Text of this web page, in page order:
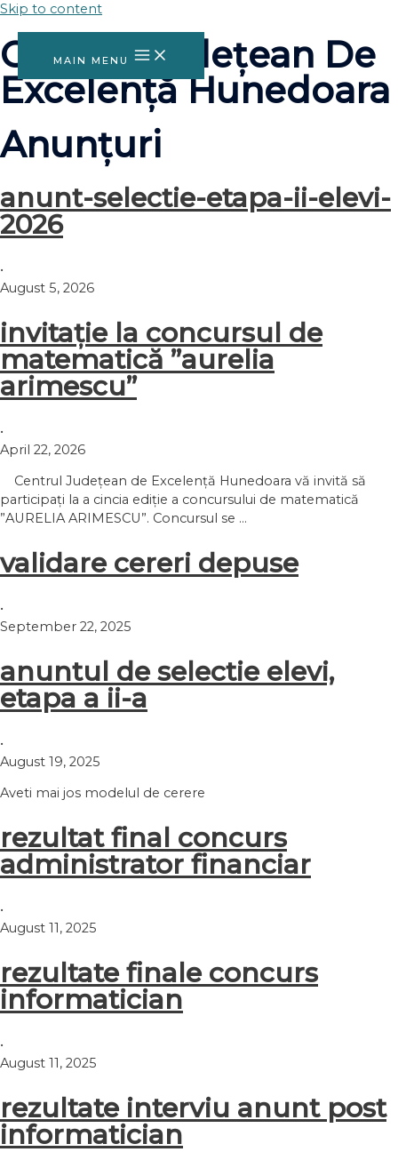
Skip to content
MAIN MENU
Centrul Județean De
Excelență Hunedoara
Anunțuri
anunt-selectie-etapa-ii-elevi-
2026
•
August 5, 2026
invitație la concursul de
matematică ”aurelia
arimescu”
•
April 22, 2026
Centrul Județean de Excelență Hunedoara vă invită să
participați la a cincia ediție a concursului de matematică
”AURELIA ARIMESCU”. Concursul se …
validare cereri depuse
•
September 22, 2025
anuntul de selectie elevi,
etapa a ii-a
•
August 19, 2025
Aveti mai jos modelul de cerere
rezultat final concurs
administrator financiar
•
August 11, 2025
rezultate finale concurs
informatician
•
August 11, 2025
rezultate interviu anunt post
informatician